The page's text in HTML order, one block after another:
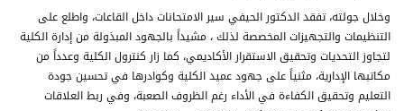
وخلال جولته، تفقد الدكتور الحيفي سير الامتحانات داخل القاعات، واطلع على
التنظيمات والتجهيزات المخصصة لذلك ، مشيداً بالجهود المبذولة من إدارة الكلية
لتجاوز التحديات وتحقيق الاستقرار الأكاديمي، كما زار كنترول الكلية وعدداً من
مكاتبها الإدارية، مثنياً على جهود عميد الكلية وكوادرها في تحسين جودة
التعليم وتحقيق الكفاءة في الأداء رغم الظروف الصعبة، وفي ربط العلاقات